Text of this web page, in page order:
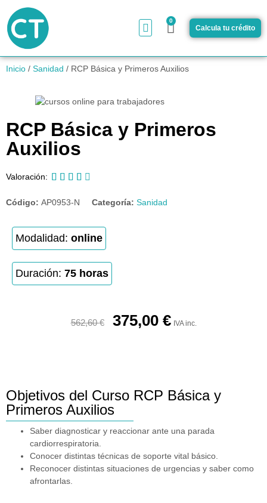
0
Calcula tu crédito
Inicio / Sanidad / RCP Básica y Primeros Auxilios
RCP Básica y Primeros
Auxilios
Valoración:     
Código: AP0953-N Categoría: Sanidad
Modalidad: online
Duración: 75 horas
562,60€ 375,00 € IVA inc.
Objetivos del Curso RCP Básica y
Primeros Auxilios
Saber diagnosticar y reaccionar ante una parada
cardiorrespiratoria.
Conocer distintas técnicas de soporte vital básico.
Reconocer distintas situaciones de urgencias y saber como
afrontarlas.